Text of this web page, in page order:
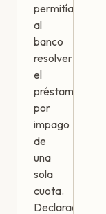
permitía
al
banco
resolver
el
préstamo
por
impago
de
una
sola
cuota.
Declarada